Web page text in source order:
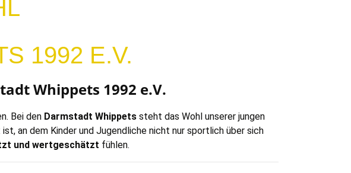
1992 E.V.
Whippets 1992 e.V.
Bei den Darmstadt Whippets steht das Wohl unserer jungen
an dem Kinder und Jugendliche nicht nur sportlich über sich
und wertgeschätzt fühlen.